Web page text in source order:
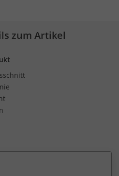
zum Artikel